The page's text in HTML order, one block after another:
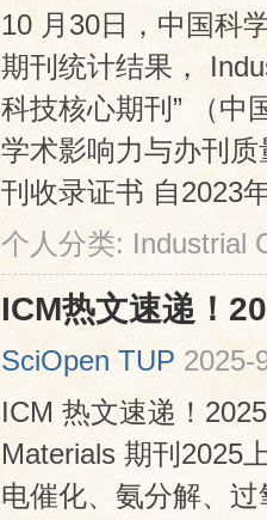
10 月30日，中国科
期刊统计结果，
科技核心期刊” （中
学术影响力与办刊
刊收录证书 自2023
个人分类: Industrial
ICM热文速递！
SciOpen TUP 2025-
ICM 热文速递！
Materials 期刊2025
电催化、氨分解、